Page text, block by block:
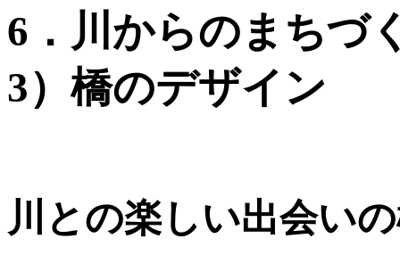
6．川からのまちづ
3）橋のデザイン
川との楽しい出会い